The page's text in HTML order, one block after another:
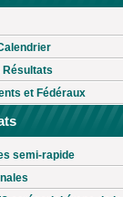
Résultats
et Fédéraux
semi-rapide